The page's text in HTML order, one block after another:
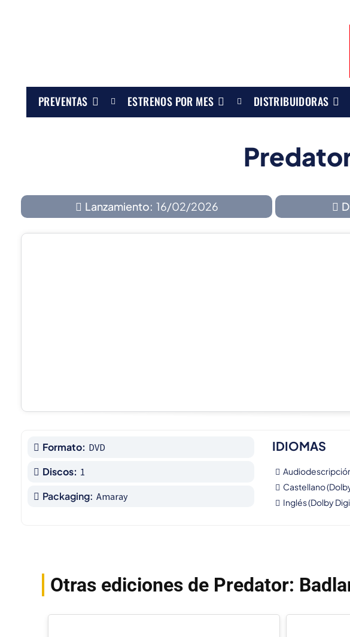
PREVENTAS ESTRENOS POR MES DISTRIBUIDORAS
Lanzamiento: 16/02/2026
Formato: DVD
Discos: 1
Packaging: Amaray
IDIOMAS
Castellano
Inglés (Dolby
Otras ediciones de Predator: